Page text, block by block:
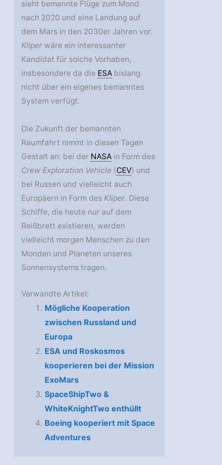
sieht bemannte Flüge zum Mond
nach 2020 und eine Landung auf
dem Mars in den 2030er Jahren vor.
Kliper wäre ein interessanter
Kandidat für solche Vorhaben,
insbesondere da die ESA bislang
nicht über ein eigenes bemanntes
System verfügt.
Die Zukunft der bemannten
Raumfahrt nimmt in diesen Tagen
Gestalt an: bei der NASA in Form des
Crew Exploration Vehicle (CEV) und
bei Russen und vielleicht auch
Europäern in Form desKliper. Diese
Schiffe, die heute nur auf dem
Reißbrett existieren, werden
vielleicht morgen Menschen zu den
Monden und Planeten unseres
Sonnensystems tragen.
Verwandte Artikel:
Mögliche Kooperation
zwischen Russland und
Europa
ESA und Roskosmos
kooperieren bei der Mission
ExoMars
SpaceShipTwo &
WhiteKnightTwo enthüllt
Boeing kooperiert mit Space
Adventures